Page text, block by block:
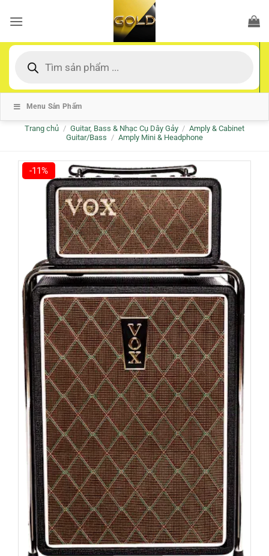
qua
dung
kiếm
Menu Sản Phẩm
Trang chủ / Guitar, Bass & Nhạc Cụ Dây Gảy / Amply & Cabinet
Guitar/Bass / Amply Mini & Headphone
-11%